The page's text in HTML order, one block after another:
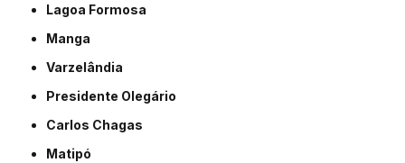
Lagoa Formosa
Manga
Varzelândia
Presidente Olegário
Carlos Chagas
Matipó